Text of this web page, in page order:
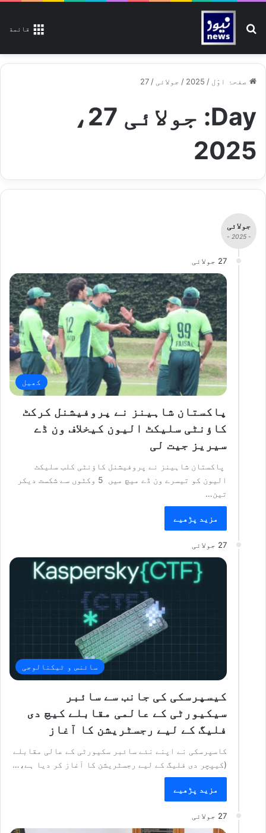
قائمة تلاش کیجیے
صفحۂ اوّل /
2025
/ جولائی /
27
Day:
جولائی 27،
2025
جولائی
- 2025 -
27 جولائی
کھیل
پاکستان شاہینز نے پروفیشنل کرکٹ
کاؤنٹی سلیکٹ الیون کیخلاف ون ڈے
سیریز جیت لی
پاکستان شاہینز نے پروفیشنل کاؤنٹی کلب سلیکٹ
الیون کو تیسرے ون ڈے میچ میں 5 وکٹوں سے شکست دیکر
تین…
مزید پڑھیے
27 جولائی
سائنس و ٹیکنالوجی
کیسپرسکی کی جانب سے سائبر
سیکیورٹی کے عالمی مقابلے کیچ دی
فلیگ کے لیے رجسٹریشن کا آغاز
کاسپرسکی نے اپنے نئے سائبر سکیورٹی کے عالی مقابلے
(کیپچر دی فلیگ کے لیے رجسٹریشن کا آغاز کر دیا ہے،…
مزید پڑھیے
27 جولائی